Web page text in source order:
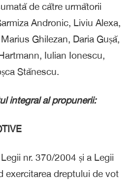
de către următorii
Andronic, Liviu Alexa,
Ghilezan, Daria Gușă,
Iulian Ionescu,
Stănescu.
integral al propunerii:
nr. 370/2004 și a Legii
exercitarea dreptului de vot